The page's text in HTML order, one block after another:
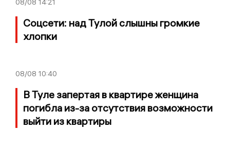
08/08 14:21
Соцсети: над Тулой слышны громкие
хлопки
08/08 10:40
В Туле запертая в квартире женщина
погибла из-за отсутствия возможности
выйти из квартиры